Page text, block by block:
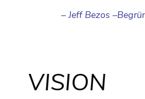
– Jeff Bezos
VISION